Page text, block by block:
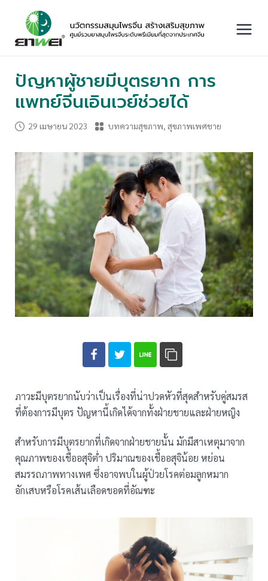
content
ปัญหาผู้ชายมีบุตรยาก การ
แพทย์จีนเอินเวย์ช่วยได้
29 เมษายน 2023 บทความสุขภาพ, สุขภาพเพศชาย
ภาวะมีบุตรยากนับว่าเป็นเรื่องที่น่าปวดหัวที่สุดสำหรับคู่สมรส
ที่ต้องการมีบุตร ปัญหานี้เกิดได้จากทั้งฝ่ายชายและฝ่ายหญิง
สำหรับการมีบุตรยากที่เกิดจากฝ่ายชายนั้น มักมีสาเหตุมาจาก
คุณภาพของเชื้ออสุจิต่ำ ปริมาณของเชื้ออสุจิน้อย หย่อน
สมรรถภาพทางเพศ ซึ่งอาจพบในผู้ป่วยโรคต่อมลูกหมาก
อักเสบหรือโรคเส้นเลือดขอดที่อัณฑะ